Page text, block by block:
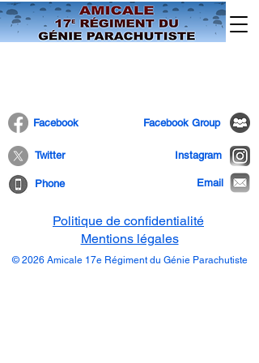
Facebook
Twitter
Phone
Facebook Group
Instagram
Email
Politique de confidentialité
Mentions légales
© 2026 Amicale 17e Régiment du Génie Parachutiste